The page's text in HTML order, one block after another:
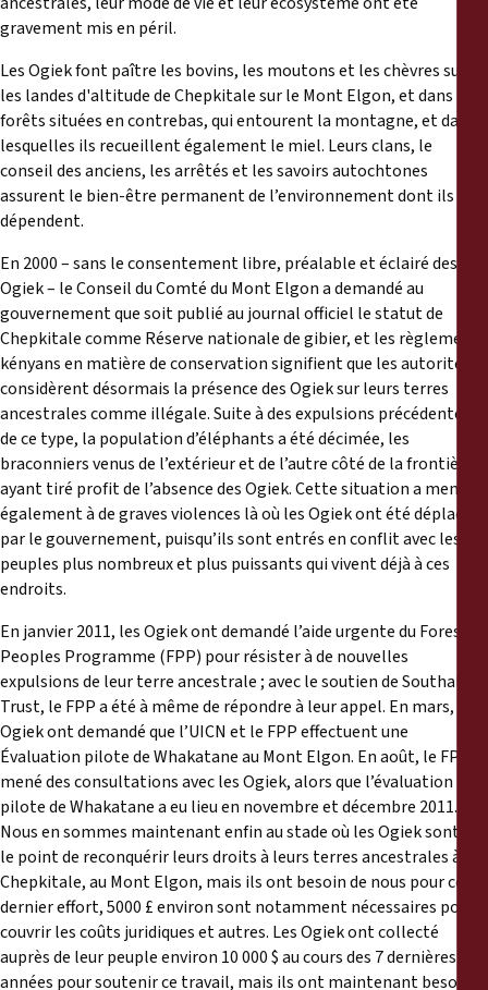
gravement mis en péril.
Les Ogiek font paître les bovins, les moutons et les chèvres sur
les landes d'altitude de Chepkitale sur le Mont Elgon, et dans les
forêts situées en contrebas, qui entourent la montagne, et dans
lesquelles ils recueillent également le miel. Leurs clans, le
conseil des anciens, les arrêtés et les savoirs autochtones
assurent le bien-être permanent de l’environnement dont ils
dépendent.
En 2000 – sans le consentement libre, préalable et éclairé des
Ogiek – le Conseil du Comté du Mont Elgon a demandé au
gouvernement que soit publié au journal officiel le statut de
Chepkitale comme Réserve nationale de gibier, et les règlements
kényans en matière de conservation signifient que les autorités
considèrent désormais la présence des Ogiek sur leurs terres
ancestrales comme illégale. Suite à des expulsions précédentes
de ce type, la population d’éléphants a été décimée, les
braconniers venus de l’extérieur et de l’autre côté de la frontière
ayant tiré profit de l’absence des Ogiek. Cette situation a mené
également à de graves violences là où les Ogiek ont été déplacés
par le gouvernement, puisqu’ils sont entrés en conflit avec les
peuples plus nombreux et plus puissants qui vivent déjà à ces
endroits.
En janvier 2011, les Ogiek ont demandé l’aide urgente du Forest
Peoples Programme (FPP) pour résister à de nouvelles
expulsions de leur terre ancestrale ; avec le soutien de Southall
Trust, le FPP a été à même de répondre à leur appel. En mars, les
Ogiek ont demandé que l’UICN et le FPP effectuent une
Évaluation pilote de Whakatane au Mont Elgon. En août, le FPP a
mené des consultations avec les Ogiek, alors que l’évaluation
pilote de Whakatane a eu lieu en novembre et décembre 2011.
Nous en sommes maintenant enfin au stade où les Ogiek sont sur
le point de reconquérir leurs droits à leurs terres ancestrales à
Chepkitale, au Mont Elgon, mais ils ont besoin de nous pour ce
dernier effort, 5000 £ environ sont notamment nécessaires pour
couvrir les coûts juridiques et autres. Les Ogiek ont collecté
auprès de leur peuple environ 10 000 $ au cours des 7 dernières
années pour soutenir ce travail, mais ils ont maintenant besoin